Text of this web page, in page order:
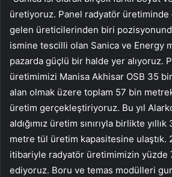
üretiyoruz. Panel radyatör üretiminde
gelen üreticilerinden biri
ismine tescilli olan Sanica ve Energy
pazarda güçlü bir halde yer alıyoruz.
üretimimizi Manisa Akhisar OSB 35
alan olmak üzere toplam 57 bin
üretim gerçekleştiriyoruz. Bu yıl
aldığımız üretim sınırıyla birlikte
metre tül üretim kapasitesine ulaştık.
itibariyle radyatör üretimimizin yüzde
ediyoruz. Boru ve temas modülleri